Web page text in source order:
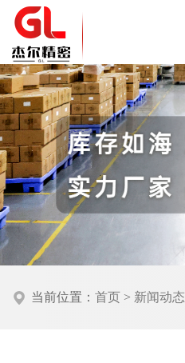
当前位置： 首页 > 新闻动态